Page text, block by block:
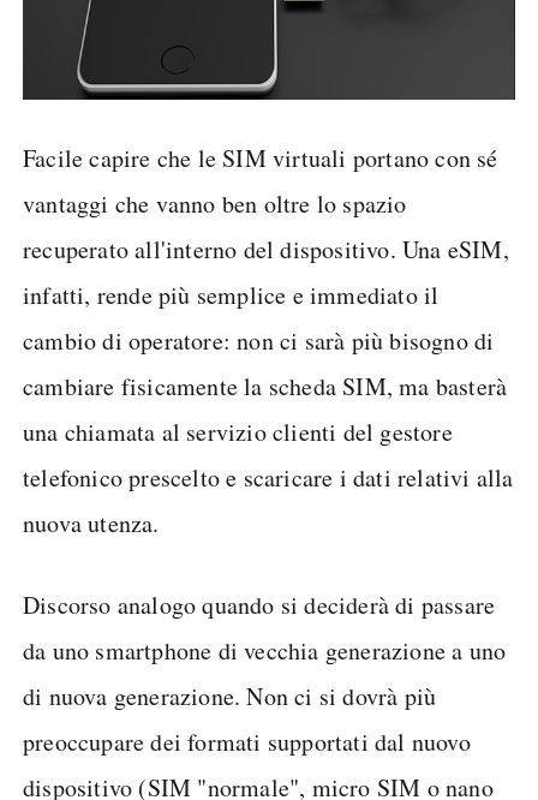
Facile capire che le SIM virtuali portano con sé
vantaggi che vanno ben oltre lo spazio
recuperato all'interno del dispositivo. Una eSIM,
infatti, rende più semplice e immediato il
cambio di operatore: non ci sarà più bisogno di
cambiare fisicamente la scheda SIM, ma basterà
una chiamata al servizio clienti del gestore
telefonico prescelto e scaricare i dati relativi alla
nuova utenza.
Discorso analogo quando si deciderà di passare
da uno smartphone di vecchia generazione a uno
di nuova generazione. Non ci si dovrà più
preoccupare dei formati supportati dal nuovo
dispositivo (SIM "normale", micro SIM o nano